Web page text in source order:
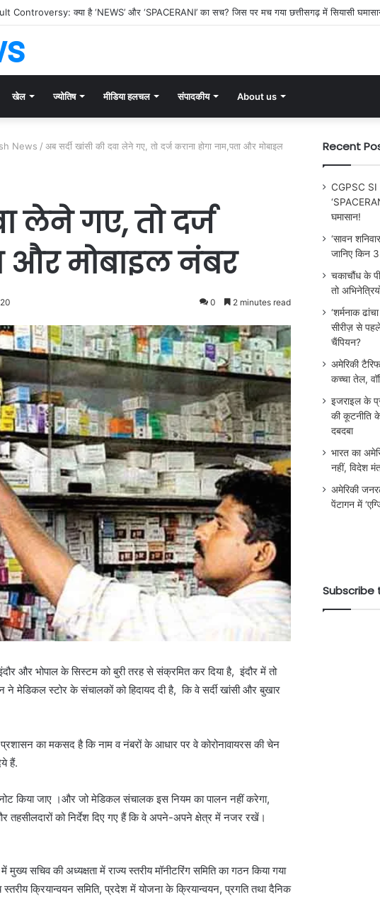
महा-गोचर!’ वृषभ में चंद्र और राहुकाल का तांडव, जानिए किन 3 राशियों पर गिरेगी गाज और किसकी चमकेगी किस्मत!
खेल ज्योतिष मीडिया हलचल संपादकीय About us
News / अब सर्दी खांसी की दवा लेने गए, तो दर्ज कराना होगा नाम,पता और मोबाइल
लेने गए, तो दर्ज
और मोबाइल नंबर
0 2 minutes read
और भोपाल के सिस्टम को बुरी तरह से संक्रमित कर दिया है, इंदौर में तो
ने मेडिकल स्टोर के संचालकों को हिदायद दी है, कि वे सर्दी खांसी और बुखार
का मकसद है कि नाम व नंबरों के आधार पर वे कोरोनावायरस की चेन
हैं.
किया जाए ।और जो मेडिकल संचालक इस नियम का पालन नहीं करेगा,
तहसीलदारों को निर्देश दिए गए हैं कि वे अपने-अपने क्षेत्र में नजर रखें।
सचिव की अध्यक्षता में राज्य स्तरीय मॉनीटरिंग समिति का गठन किया गया
क्रियान्वयन समिति, प्रदेश में योजना के क्रियान्वयन, प्रगति तथा दैनिक
Recent
CGPSC
घमासान!
‘सावन
जानिए किन
चकाचौंध के
तो
‘शर्मनाक
सीरीज़ से
चैंपियन?
अमेरिकी
कच्चा तेल,
इजराइल के
की कूटनीति
दबदबा
भारत का
नहीं, विदेश
अमेरिकी
पेंटागन में
Subscribe